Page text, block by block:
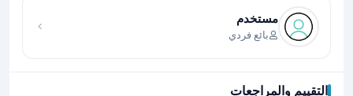
مستخدم
بائع فردي
التقييم والمراجعات